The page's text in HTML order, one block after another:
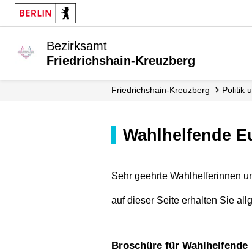
Bezirksamt
Friedrichshain-Kreuzberg
Friedrichshain-Kreuzberg Politik
Wahlhelfende
Sehr geehrte Wahlhelferinnen
auf dieser Seite erhalten Sie
Broschüre für Wahlhelfende